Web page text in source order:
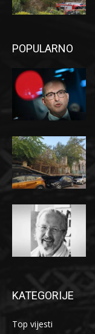
POPULARNO
KATEGORIJE
Top vijesti